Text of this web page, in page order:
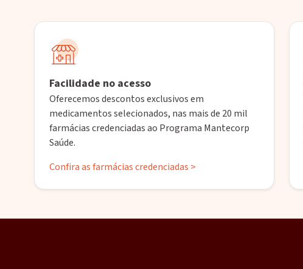
Facilidade no acesso
Oferecemos descontos exclusivos em
medicamentos selecionados, nas mais de 20 mil
farmácias credenciadas ao Programa Mantecorp
Saúde.
Confira as farmácias credenciadas >